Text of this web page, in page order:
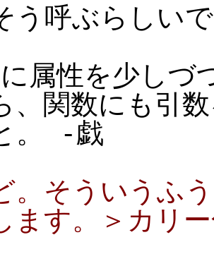
う呼ぶらしい
属性を少しづ
、関数にも引
。 -戯
。そういうふ
ます。＞カリ